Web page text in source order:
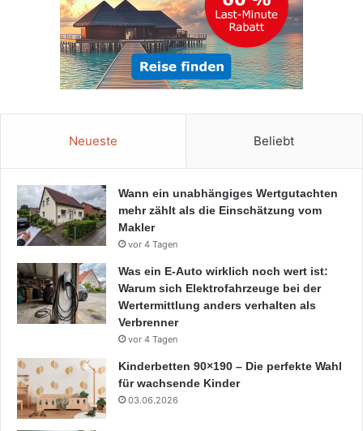
Neueste Beliebt
Wann ein unabhängiges Wertgutachten
mehr zählt als die Einschätzung vom
Makler
vor 4 Tagen
Was ein E-Auto wirklich noch wert ist:
Warum sich Elektrofahrzeuge bei der
Wertermittlung anders verhalten als
Verbrenner
vor 4 Tagen
Kinderbetten 90×190 – Die perfekte Wahl
für wachsende Kinder
03.06.2026